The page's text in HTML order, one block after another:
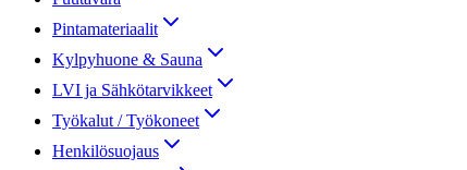
Pintamateriaalit
Kylpyhuone & Sauna
LVI ja Sähkötarvikkeet
Työkalut / Työkoneet
Henkilösuojaus